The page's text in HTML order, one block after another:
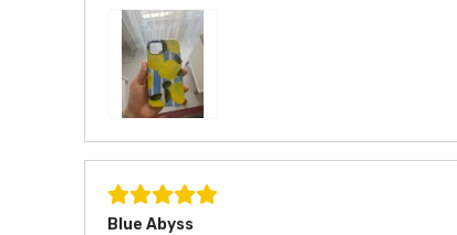
Blue Abyss